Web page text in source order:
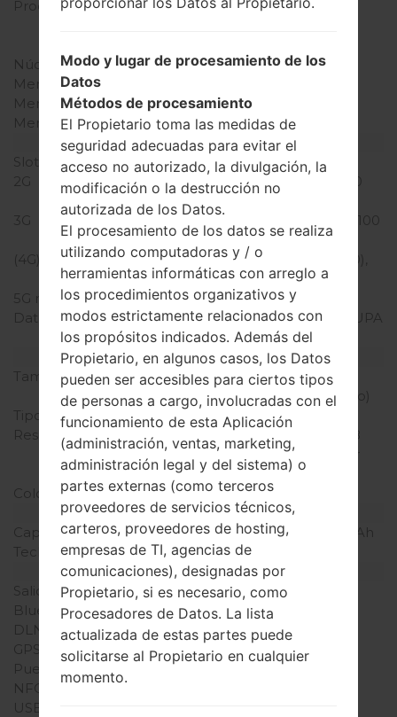
Procesador
1.2 GHz Cortex-A53
Núcleos de UCP
cuatro núcleos
Memoria RAM
Memoria interna
8GB
Memoria externa
microSD, hasta 256 GB
Red y Datos
Slot de tarjeta
2 Micro SIM
2G
GSM 850/900/1800/1900
MHz
3G
HSDPA 850/900/1900/2100
MHz
(4G) LTE
LTE band 1(2100), 3(1800),
7(2600), 8(900), 20(800)
5G network
-
Datos
GPRS,EDGE,HSDPA,HSUPA
,HSPA,HSPA+,LTE
Pantalla
Tamaño de la pantalla
5.7 pulgadas (~73.3%
relación pantalla-cuerpo)
Tipo de Pantalla
IPS LCD
Resolución de Pantalla
720 x 1280 píxeles (~258
densidad de píxeles por
pulgada)
Colores de pantalla
16M colores
Batería y Teclado
Capacidad de batería
Extraíble Li-Ion 3000 mAh
Teclado físico
-
Interfaces
Salida de audio
3.5mm jack
Bluetooth
versión 4.1, A2DP
DLNA
Sí
GPS
A-GPS, GLONASS
Puerto infrarrojo
NFC
USB
Modo y lugar de procesamiento de los
Datos
Métodos de procesamiento
El Propietario toma las medidas de
seguridad adecuadas para evitar el
acceso no autorizado, la divulgación, la
modificación o la destrucción no
autorizada de los Datos.
El procesamiento de los datos se realiza
utilizando computadoras y / o
herramientas informáticas con arreglo a
los procedimientos organizativos y
modos estrictamente relacionados con
los propósitos indicados. Además del
Propietario, en algunos casos, los Datos
pueden ser accesibles para ciertos tipos
de personas a cargo, involucradas con el
funcionamiento de esta Aplicación
(administración, ventas, marketing,
administración legal y del sistema) o
partes externas (como terceros
proveedores de servicios técnicos,
carteros, proveedores de hosting,
empresas de TI, agencias de
comunicaciones), designadas por
Propietario, si es necesario, como
Procesadores de Datos. La lista
actualizada de estas partes puede
solicitarse al Propietario en cualquier
momento.